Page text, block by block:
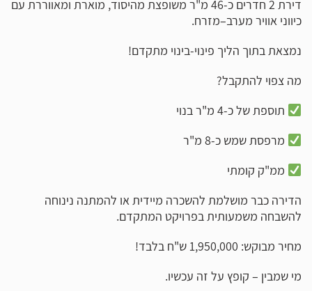
דירת 2 חדרים כ-46 מ"ר משופצת מהיסוד, מוארת ומאווררת עם
כיווני אוויר מערב–מזרח.
נמצאת בתוך הליך פינוי-בינוי מתקדם!
מה צפוי להתקבל?
תוספת של כ-4 מ"ר בנוי
מרפסת שמש כ-8 מ"ר
ממ"ק קומתי
הדירה כבר מושלמת להשכרה מיידית או להמתנה נינוחה
להשבחה משמעותית בפרויקט המתקדם.
מחיר מבוקש: 1,950,000 ש"ח בלבד!
מי שמבין – קופץ על זה עכשיו.